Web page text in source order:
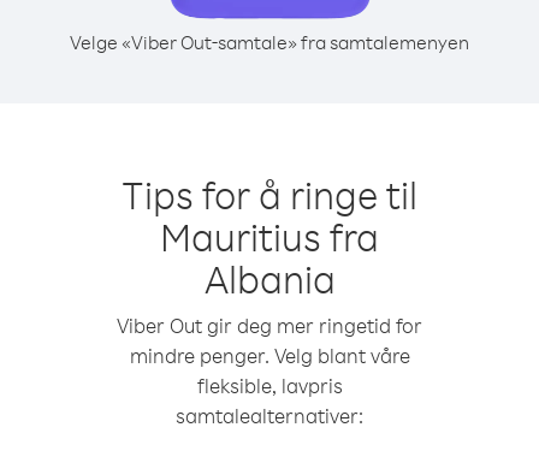
Velge «Viber Out-samtale» fra samtalemenyen
Tips for å ringe til
Mauritius fra
Albania
Viber Out gir deg mer ringetid for
mindre penger. Velg blant våre
fleksible, lavpris
samtalealternativer: